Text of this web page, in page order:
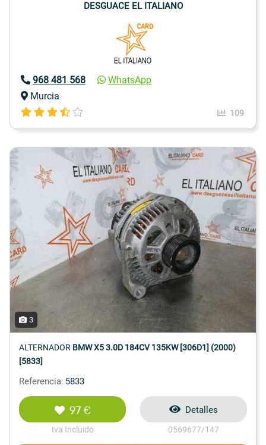
DESGUACE EL ITALIANO
968 481 568
WhatsApp
Murcia
109
3
ALTERNADOR BMW X5 3.0D 184CV 135KW [306D1] (2000)
[5833]
Referencia: 5833
97 €
Iva Incluido
Detalles
0569677/147